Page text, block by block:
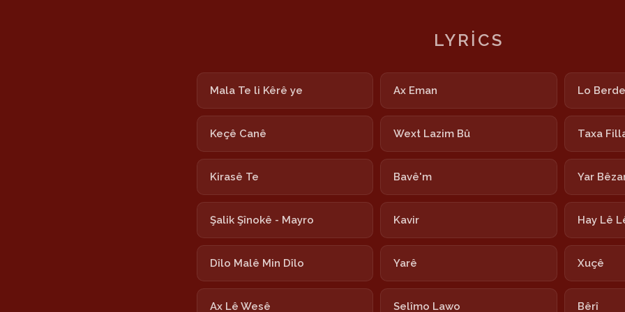
LYRICS
Mala Te li Kêrê ye Ax Eman Lo Berde
Keçê Canê Wext Lazim Bû Taxa
Kirasê Te Bavê'm Yar
Şalik Şînokê - Mayro Kavir Hay Lê
Dîlo Malê Min Dîlo Yarê Xuçê
Ax Lê Wesê Selîmo Lawo Bêrî